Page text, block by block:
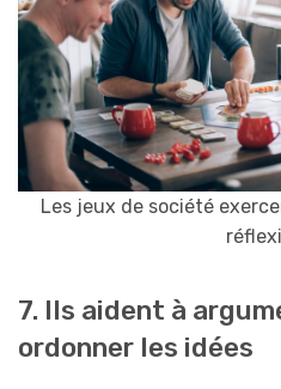
Les jeux de société
7. Ils aident à
ordonner les idées